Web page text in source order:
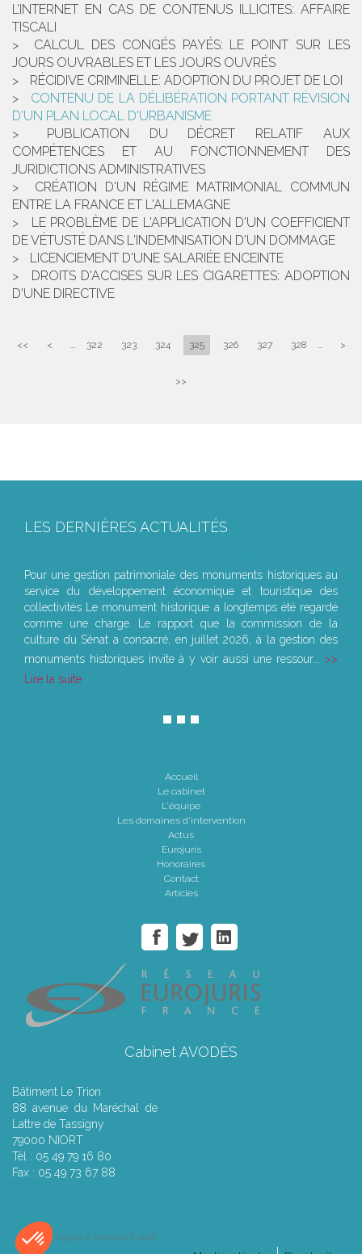
L’INTERNET EN CAS DE CONTENUS ILLICITES: AFFAIRE
TISCALI
CALCUL DES CONGÉS PAYÉS: LE POINT SUR LES
JOURS OUVRABLES ET LES JOURS OUVRÉS
RÉCIDIVE CRIMINELLE: ADOPTION DU PROJET DE LOI
CONTENU DE LA DÉLIBÉRATION PORTANT RÉVISION
D'UN PLAN LOCAL D'URBANISME
PUBLICATION DU DÉCRET RELATIF AUX
COMPÉTENCES ET AU FONCTIONNEMENT DES
JURIDICTIONS ADMINISTRATIVES
CRÉATION D'UN RÉGIME MATRIMONIAL COMMUN
ENTRE LA FRANCE ET L'ALLEMAGNE
LE PROBLÈME DE L'APPLICATION D'UN COEFFICIENT
DE VÉTUSTÉ DANS L'INDEMNISATION D'UN DOMMAGE
LICENCIEMENT D'UNE SALARIÉE ENCEINTE
DROITS D'ACCISES SUR LES CIGARETTES: ADOPTION
D'UNE DIRECTIVE
<< < ... 322 323 324 325 326 327 328 ... >
>>
LES DERNIÈRES ACTUALITÉS
Pour une gestion patrimoniale des monuments historiques au
service du développement économique et touristique des
collectivités Le monument historique a longtemps été regardé
comme une charge. Le rapport que la commission de la
culture du Sénat a consacré, en juillet 2026, à la gestion des
monuments historiques invite à y voir aussi une ressour...
Lire la suite
Accueil
Le cabinet
L'équipe
Les domaines d'intervention
Actus
Eurojuris
Honoraires
Contact
Articles
Cabinet AVODÈS
Bâtiment Le Trion
88 avenue du Maréchal de
Lattre de Tassigny
79000 NIORT
Tél : 05 49 79 16 80
Fax : 05 49 73 67 88
Septeo Digital & Services © 2016